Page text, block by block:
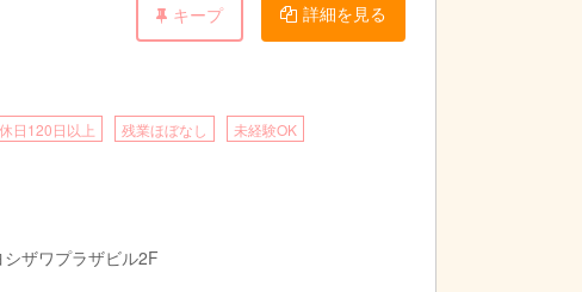
キープ 詳細を見る
日120日以上 残業ほぼなし
未経験OK
ザワプラザビル2F